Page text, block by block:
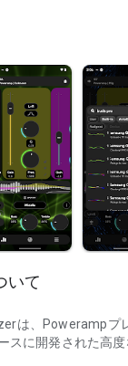
いて
は、Powerampプ
スに開発された高